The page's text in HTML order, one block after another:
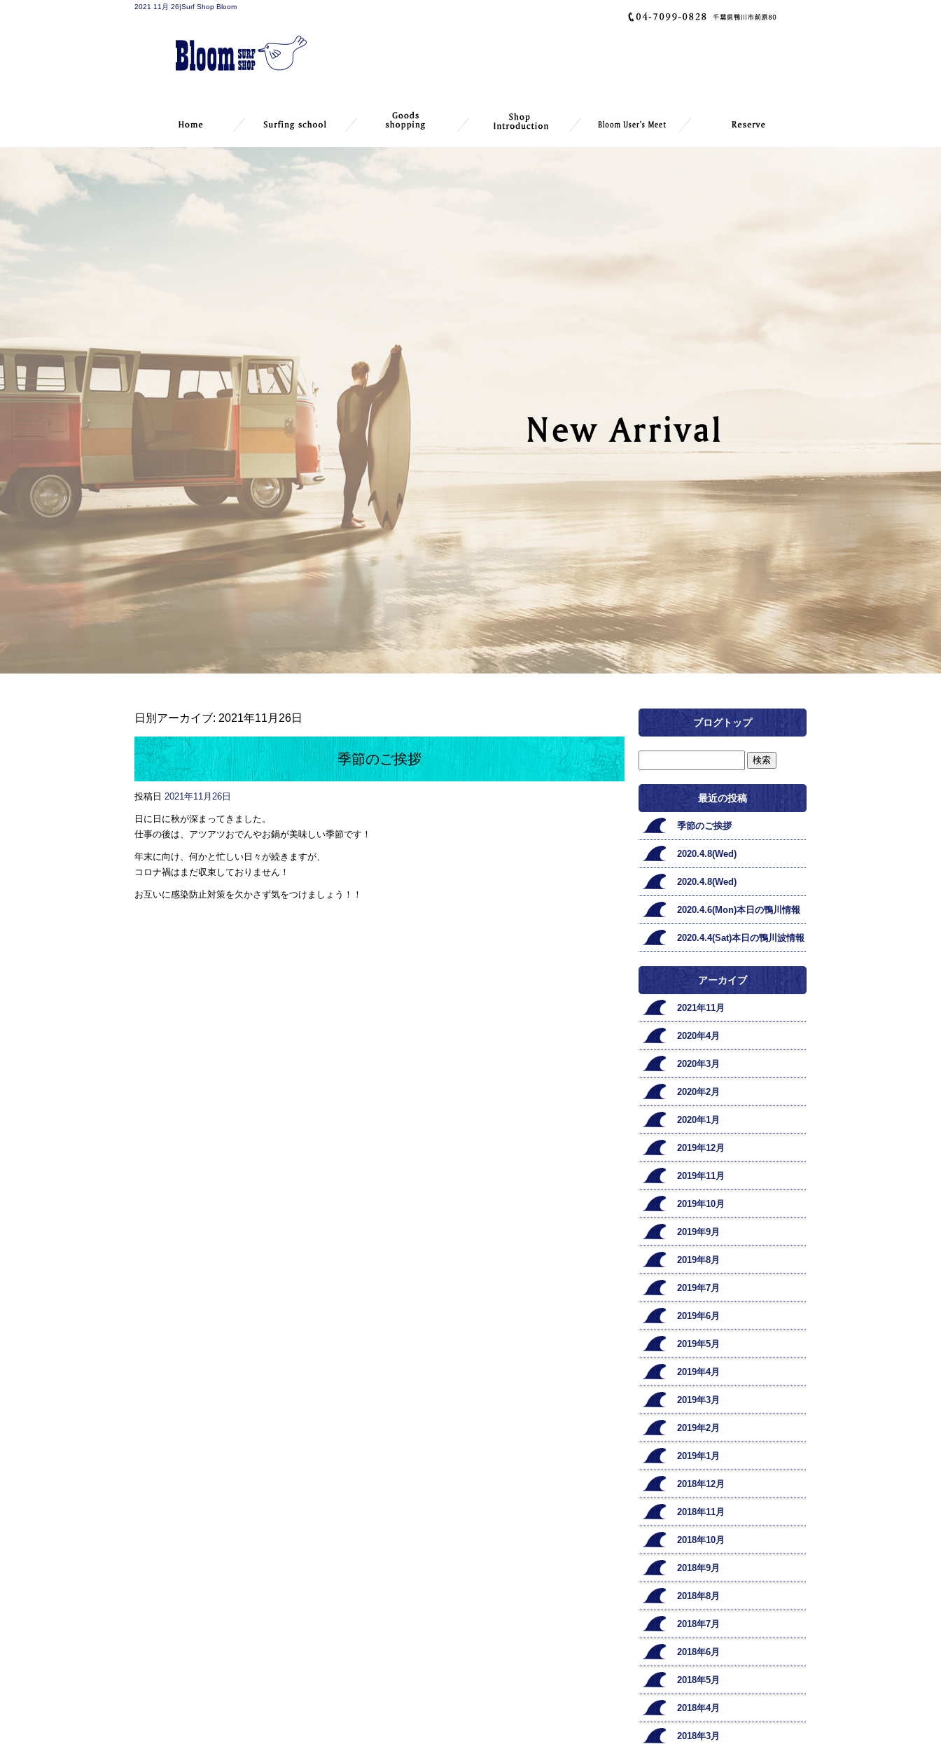
2021 11月 26|Surf Shop Bloom
日別アーカイブ: 2021年11月26日
季節のご挨拶
投稿日 2021年11月26日
日に日に秋が深まってきました。
仕事の後は、アツアツおでんやお鍋が美味しい季節です！
年末に向け、何かと忙しい日々が続きますが、
コロナ禍はまだ収束しておりません！
お互いに感染防止対策を欠かさず気をつけましょう！！
ブログトップ
最近の投稿
季節のご挨拶
2020.4.8(Wed)
2020.4.8(Wed)
2020.4.6(Mon)本日の鴨川情報
2020.4.4(Sat)本日の鴨川波情報
アーカイブ
2021年11月
2020年4月
2020年3月
2020年2月
2020年1月
2019年12月
2019年11月
2019年10月
2019年9月
2019年8月
2019年7月
2019年6月
2019年5月
2019年4月
2019年3月
2019年2月
2019年1月
2018年12月
2018年11月
2018年10月
2018年9月
2018年8月
2018年7月
2018年6月
2018年5月
2018年4月
2018年3月